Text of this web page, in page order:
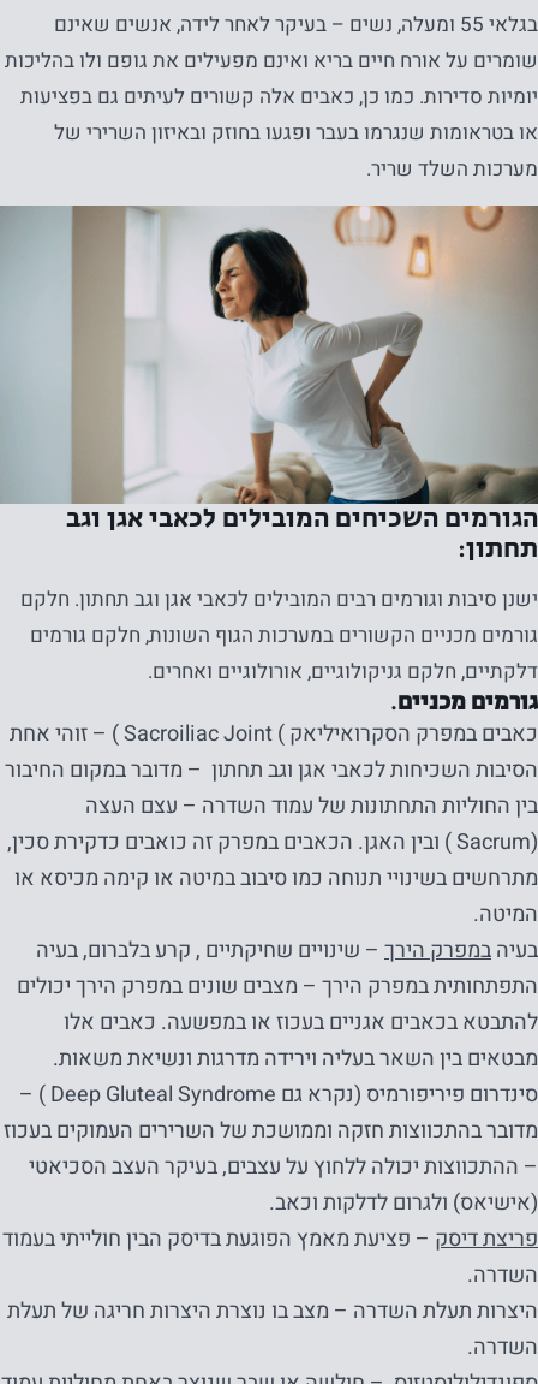
בגלאי 55 ומעלה, נשים – בעיקר לאחר לידה, אנשים שאינם
שומרים על אורח חיים בריא ואינם מפעילים את גופם ולו בהליכות
יומיות סדירות. כמו כן, כאבים אלה קשורים לעיתים גם בפציעות
או בטראומות שנגרמו בעבר ופגעו בחוזק ובאיזון השרירי של
מערכות השלד שריר.
הגורמים השכיחים המובילים לכאבי אגן וגב
תחתון:
ישנן סיבות וגורמים רבים המובילים לכאבי אגן וגב תחתון. חלקם
גורמים מכניים הקשורים במערכות הגוף השונות, חלקם גורמים
דלקתיים, חלקם גניקולוגיים, אורולוגיים ואחרים.
גורמים מכניים.
כאבים במפרק הסקרואיליאק ) Sacroiliac Joint ) – זוהי אחת
הסיבות השכיחות לכאבי אגן וגב תחתון – מדובר במקום החיבור
בין החוליות התחתונות של עמוד השדרה – עצם העצה
(Sacrum ) ובין האגן. הכאבים במפרק זה כואבים כדקירת סכין,
מתרחשים בשינויי תנוחה כמו סיבוב במיטה או קימה מכיסא או
המיטה.
בעיהבמפרק הירך – שינויים שחיקתיים , קרע בלברום, בעיה
התפתחותית במפרק הירך – מצבים שונים במפרק הירך יכולים
להתבטא בכאבים אגניים בעכוז או במפשעה. כאבים אלו
מבטאים בין השאר בעליה וירידה מדרגות ונשיאת משאות.
סינדרום פיריפורמיס (נקרא גם Deep Gluteal Syndrome ) –
מדובר בהתכווצות חזקה וממושכת של השרירים העמוקים בעכוז
– ההתכווצות יכולה ללחוץ על עצבים, בעיקר העצב הסכיאטי
(אישיאס) ולגרום לדלקות וכאב.
פריצת דיסק – פציעת מאמץ הפוגעת בדיסק הבין חולייתי בעמוד
השדרה.
היצרות תעלת השדרה – מצב בו נוצרת היצרות חריגה של תעלת
השדרה.